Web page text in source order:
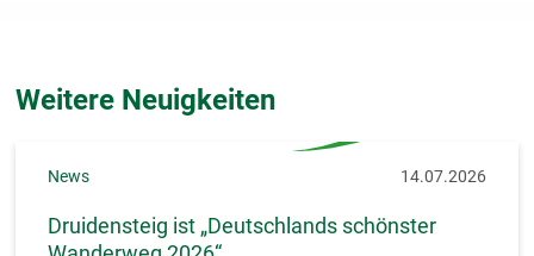
Weitere Neuigkeiten
News 14.07.2026
Druidensteig ist „Deutschlands schönster